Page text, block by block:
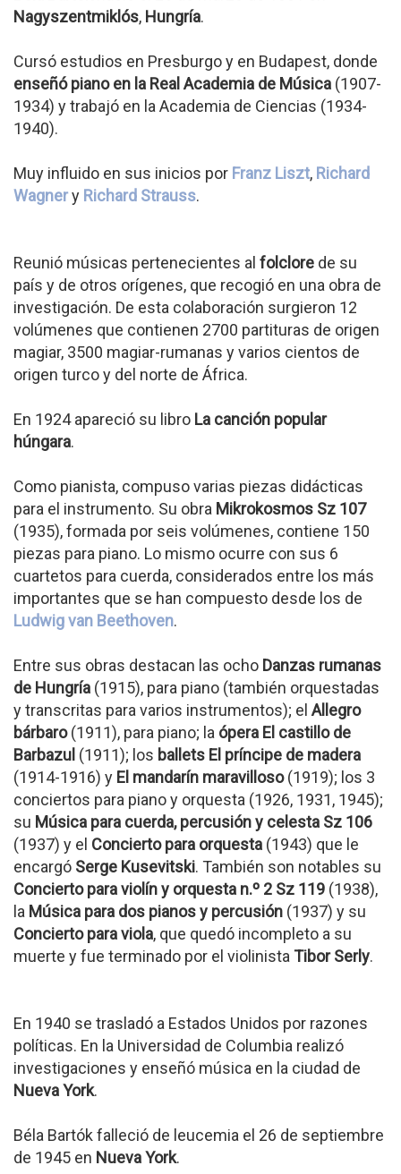
Nagyszentmiklós, Hungría.
Cursó estudios en Presburgo y en Budapest, donde
enseñó piano en la Real Academia de Música (1907-
1934) y trabajó en la Academia de Ciencias (1934-
1940).
Muy influido en sus inicios por Franz Liszt, Richard
Wagnery Richard Strauss.
Reunió músicas pertenecientes al folclore de su
país y de otros orígenes, que recogió en una obra de
investigación. De esta colaboración surgieron 12
volúmenes que contienen 2700 partituras de origen
magiar, 3500 magiar-rumanas y varios cientos de
origen turco y del norte de África.
En 1924 apareció su libro La canción popular
húngara.
Como pianista, compuso varias piezas didácticas
para el instrumento. Su obra Mikrokosmos Sz 107
(1935), formada por seis volúmenes, contiene 150
piezas para piano. Lo mismo ocurre con sus 6
cuartetos para cuerda, considerados entre los más
importantes que se han compuesto desde los de
Ludwig van Beethoven.
Entre sus obras destacan las ocho Danzas rumanas
de Hungría (1915), para piano (también orquestadas
y transcritas para varios instrumentos); el Allegro
bárbaro(1911), para piano; la ópera El castillo de
Barbazul (1911); los ballets El príncipe de madera
(1914-1916) y El mandarín maravilloso(1919); los 3
conciertos para piano y orquesta (1926, 1931, 1945);
su Música para cuerda, percusión y celesta Sz 106
(1937) y el Concierto para orquesta (1943) que le
encargó Serge Kusevitski. También son notables su
Concierto para violín y orquesta n.º 2 Sz 119 (1938),
la Música para dos pianos y percusión (1937) y su
Concierto para viola, que quedó incompleto a su
muerte y fue terminado por el violinista Tibor Serly.
En 1940 se trasladó a Estados Unidos por razones
políticas. En la Universidad de Columbia realizó
investigaciones y enseñó música en la ciudad de
Nueva York.
Béla Bartók falleció de leucemia el 26 de septiembre
de 1945 en Nueva York.